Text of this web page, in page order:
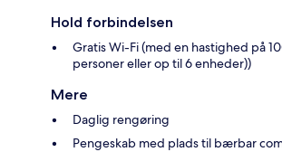
Hold forbindelsen
Gratis Wi-Fi (med en hastighed på
personer eller op til 6 enheder))
Mere
Daglig rengøring
Pengeskab med plads til bærbar